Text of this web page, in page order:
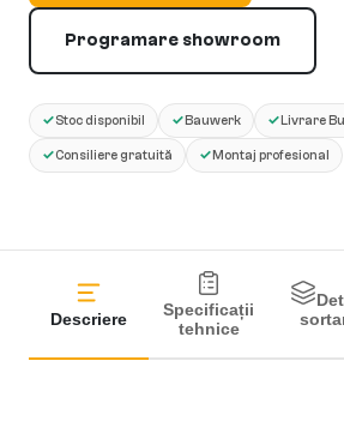
Programare showroom
✓Stoc disponibil ✓ Bauwerk ✓ Livrare
✓Consiliere gratuită ✓ Montaj profesional
Descriere
Specificații
tehnice